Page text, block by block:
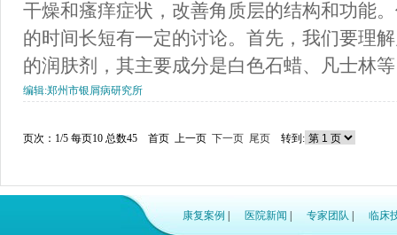
干燥和瘙痒症状，改善角质层的结构和功能
的时间长短有一定的讨论。首先，我们要理
的润肤剂，其主要成分是白色石蜡、凡士林
编辑:郑州市银屑病研究所
页次：1/5 每页10 总数45 首页 上一页 下一页 尾页 转到:
康复案例 医院新闻 专家团队 临床